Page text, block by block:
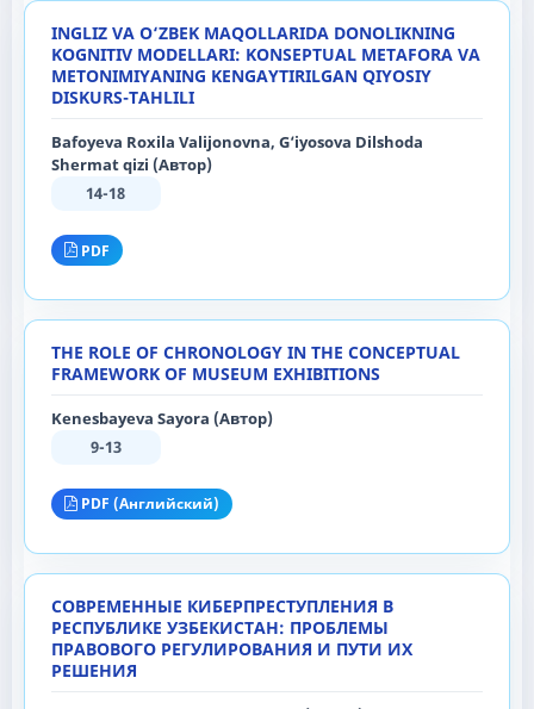
INGLIZ VA O‘ZBEK MAQOLLARIDA DONOLIKNING
KOGNITIV MODELLARI: KONSEPTUAL METAFORA VA
METONIMIYANING KENGAYTIRILGAN QIYOSIY
DISKURS-TAHLILI
Bafoyeva Roxila Valijonovna, G‘iyosova Dilshoda
Shermat qizi (Автор)
14-18
PDF
THE ROLE OF CHRONOLOGY IN THE CONCEPTUAL
FRAMEWORK OF MUSEUM EXHIBITIONS
Kenesbayeva Sayora (Автор)
9-13
PDF (Английский)
СОВРЕМЕННЫЕ КИБЕРПРЕСТУПЛЕНИЯ В
РЕСПУБЛИКЕ УЗБЕКИСТАН: ПРОБЛЕМЫ
ПРАВОВОГО РЕГУЛИРОВАНИЯ И ПУТИ ИХ
РЕШЕНИЯ